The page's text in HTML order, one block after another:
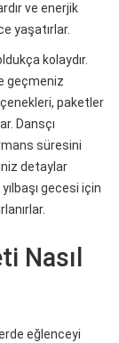
ve enerjik
yaşatırlar.
kolaydır.
geçmeniz
paketler
Dansçı
süresini
detaylar
gecesi için
Nasıl
eğlenceyi